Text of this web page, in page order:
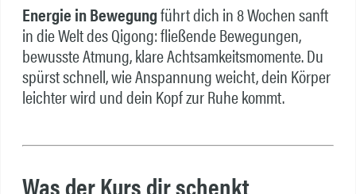
Energie in Bewegungführt dich in 8 Wochen sanft
in die Welt des Qigong: fließende Bewegungen,
bewusste Atmung, klare Achtsamkeitsmomente. Du
spürst schnell, wie Anspannung weicht, dein Körper
leichter wird und dein Kopf zur Ruhe kommt.
Was der Kurs dir schenkt